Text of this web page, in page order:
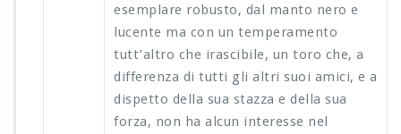
esemplare robusto, dal manto nero e
lucente ma con un temperamento
tutt’altro che irascibile, un toro che, a
differenza di tutti gli altri suoi amici, e a
dispetto della sua stazza e della sua
forza, non ha alcun interesse nel